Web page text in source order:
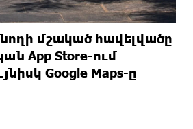
մշակած հավելվածը
App Store-ում
Google Maps-ը